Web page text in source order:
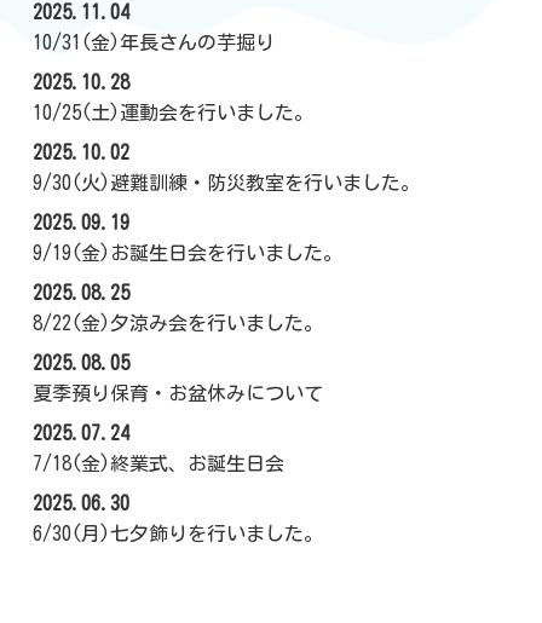
2025.11.04
10/31(金)年長さんの芋掘り
2025.10.28
10/25(土)運動会を行いました。
2025.10.02
9/30(火)避難訓練・防災教室を行いました。
2025.09.19
9/19(金)お誕生日会を行いました。
2025.08.25
8/22(金)夕涼み会を行いました。
2025.08.05
夏季預り保育・お盆休みについて
2025.07.24
7/18(金)終業式、お誕生日会
2025.06.30
6/30(月)七夕飾りを行いました。